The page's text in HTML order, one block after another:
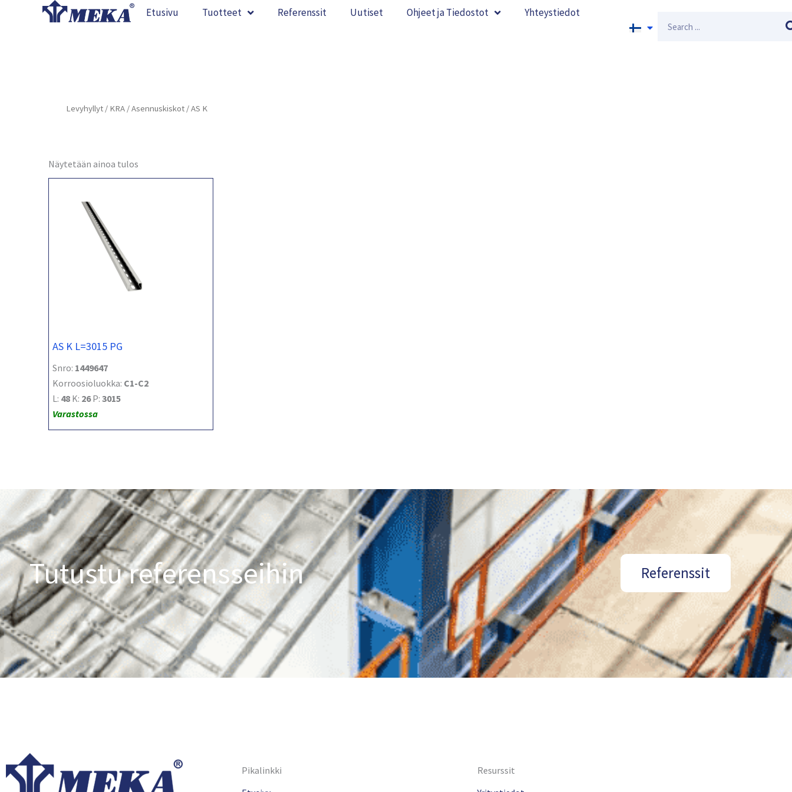
Etusivu Tuotteet Referenssit Uutiset Ohjeet ja Tiedostot Yhteystiedot
Levyhyllyt / KRA /Asennuskiskot / AS K
Näytetään ainoa tulos
AS K L=3015 PG
Snro: 1449647
Korroosioluokka: C1-C2
L: 48 K: 26P: 3015
Varastossa
Tutustu referensseihin Referenssit
Pikalinkki
Resurssit